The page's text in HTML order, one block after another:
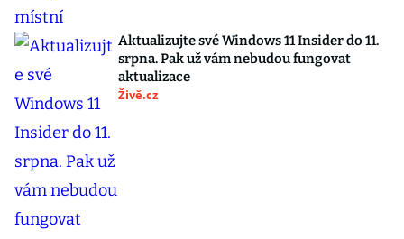
Aktualizujte své Windows 11 Insider do 11.
srpna. Pak už vám nebudou fungovat
aktualizace
Živě.cz